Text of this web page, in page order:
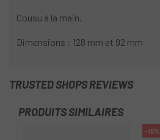
Cousu à la main.
Dimensions : 128 mm et 92 mm
TRUSTED SHOPS REVIEWS
PRODUITS SIMILAIRES
-15%